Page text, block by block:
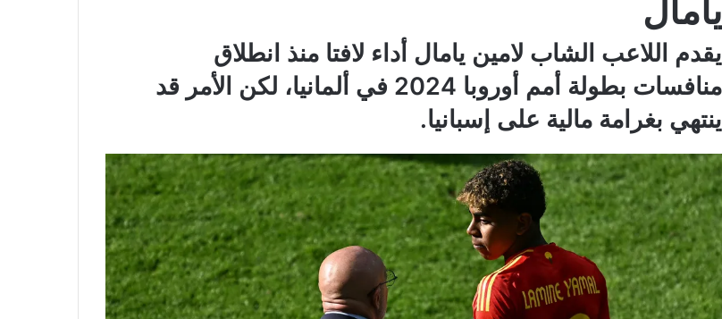
يامال
يقدم اللاعب الشاب لامين يامال أداء لافتا منذ انطلاق
منافسات بطولة أمم أوروبا 2024 في ألمانيا، لكن الأمر قد
ينتهي بغرامة مالية على إسبانيا.